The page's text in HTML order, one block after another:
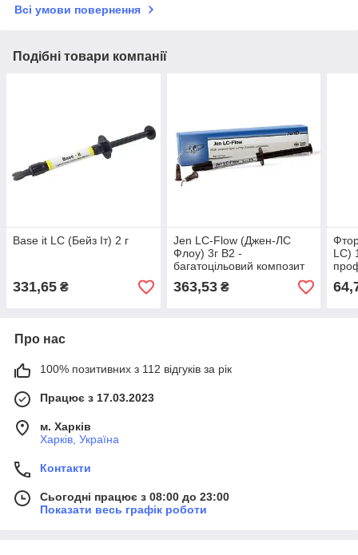
Всі умови повернення
Подібні товари компанії
Base it LC (Бейз Іт) 2 г
331,65 ₴
Jen LC-Flow (Джен-ЛС
Флоу) 3г B2 -
багатоцільовий композит
363,53₴
LC)
Про нас
100% позитивних з 112 відгуків за рік
Працює з 17.03.2023
м. Харків
Харків, Україна
Контакти
Сьогодні працює з 08:00 до 23:00
Показати весь графік роботи